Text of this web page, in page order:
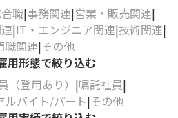
職 事務関連 営業・販売関連
IT・エンジニア関連 技術関連
職関連 その他
用形態で絞り込む
（登用あり）
嘱託社員
ルバイト/パート その他